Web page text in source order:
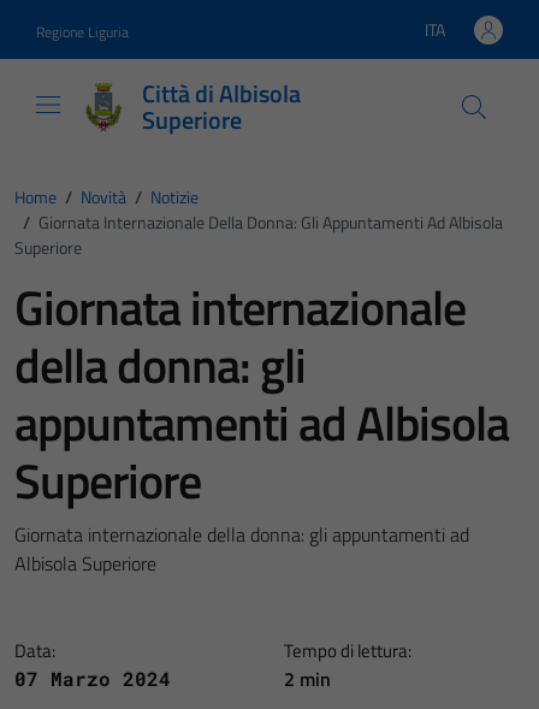
Regione Liguria Lingua attiva:
ITA
Città di Albisola
Superiore
Home / Novità / Notizie
/ Giornata Internazionale Della Donna: Gli Appuntamenti Ad Albisola
Superiore
Giornata internazionale
della donna: gli
appuntamenti ad Albisola
Superiore
Giornata internazionale della donna: gli appuntamenti ad
Albisola Superiore
Data:
07 Marzo 2024
Tempo di lettura:
2 min